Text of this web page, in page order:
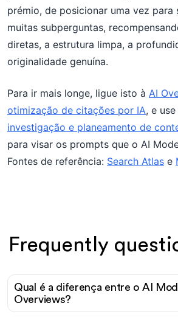
prémio, de posicionar uma vez para
muitas subperguntas,
diretas, a estrutura limpa, a
originalidade genuína.
Para ir mais longe, ligue isto à AI
otimização de citações por IA, e
investigação e planeamento de
para visar os prompts que o AI
Fontes de referência: Search Atlas e
Frequently
Qual é a diferença entre o AI
Overviews?